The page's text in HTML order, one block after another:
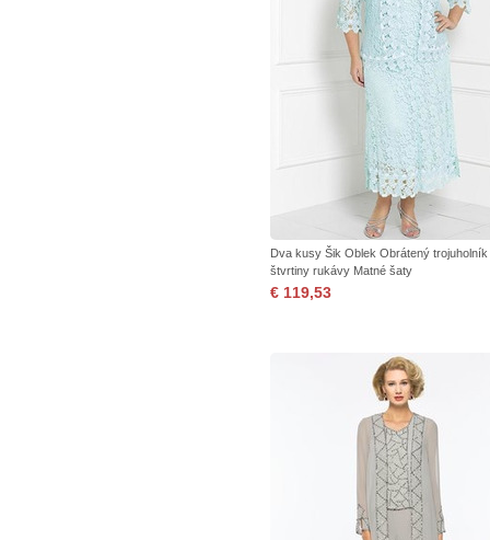
Dva kusy Šik Oblek Obrátený trojuholník
štvrtiny rukávy Matné šaty
€ 119,53